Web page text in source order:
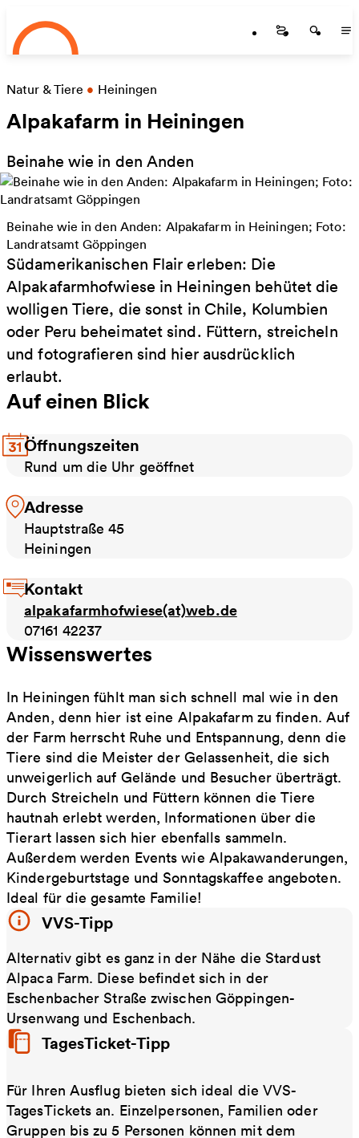
Zum Hauptinhalt springen
Startseite
Natur & Tiere • Heiningen
Alpakafarm in Heiningen
Beinahe wie in den Anden
Beinahe wie in den Anden: Alpakafarm in Heiningen; Foto:
Landratsamt Göppingen
Südamerikanischen Flair erleben: Die
Alpakafarmhofwiese in Heiningen behütet die
wolligen Tiere, die sonst in Chile, Kolumbien
oder Peru beheimatet sind. Füttern, streicheln
und fotografieren sind hier ausdrücklich
erlaubt.
Auf einen Blick
Öffnungszeiten
Rund um die Uhr geöffnet
Adresse
Hauptstraße 45
Heiningen
Kontakt
alpakafarmhofwiese(at)web.de
07161 42237
Wissenswertes
In Heiningen fühlt man sich schnell mal wie in den
Anden, denn hier ist eine Alpakafarm zu finden. Auf
der Farm herrscht Ruhe und Entspannung, denn die
Tiere sind die Meister der Gelassenheit, die sich
unweigerlich auf Gelände und Besucher überträgt.
Durch Streicheln und Füttern können die Tiere
hautnah erlebt werden, Informationen über die
Tierart lassen sich hier ebenfalls sammeln.
Außerdem werden Events wie Alpakawanderungen,
Kindergeburtstage und Sonntagskaffee angeboten.
Ideal für die gesamte Familie!
VVS-Tipp
Alternativ gibt es ganz in der Nähe die Stardust
Alpaca Farm. Diese befindet sich in der
Eschenbacher Straße zwischen Göppingen-
Ursenwang und Eschenbach.
TagesTicket-Tipp
Für Ihren Ausflug bieten sich ideal die VVS-
TagesTickets an. Einzelpersonen, Familien oder
Gruppen bis zu 5 Personen können mit dem